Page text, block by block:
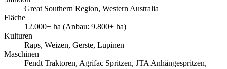
Great Southern Region, Western Australia
Fläche
12.000+ ha (Anbau: 9.800+ ha)
Kulturen
Raps, Weizen, Gerste, Lupinen
Maschinen
Fendt Traktoren, Agrifac Spritzen, JTA Anhängespritzen,